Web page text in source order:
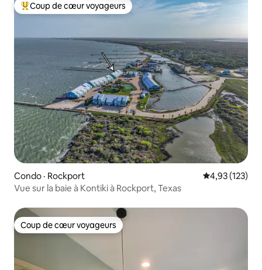
Coup de cœur voyageurs parmi les plus aimés
Coup de cœur voyageurs
Condo · Rockport Note
4,93 (123)
Vue sur la baie à Kontiki à Rockport, Texas
Coup de cœur voyageurs
Coup de cœur voyageurs